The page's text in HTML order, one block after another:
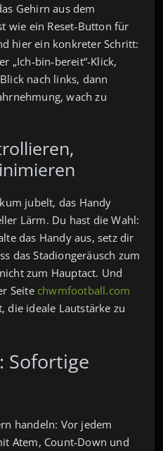
Gehirn aus dem
wie ein Reset‑Button für
hier ein konkreter Schritt:
„Ich‑bin‑bereit“-Klick,
nach links, dann
wach zu
jubelt, das Handy
Lärm. Du hast die Wahl:
das Handy aus, setz dir
das Stadiongeräusch zum
zum Hauptact. Und
Seite chwmfootball.com
die ideale Lautstärke zu
Sofortige
handeln: Vor jedem
Atem, Count‑Down und